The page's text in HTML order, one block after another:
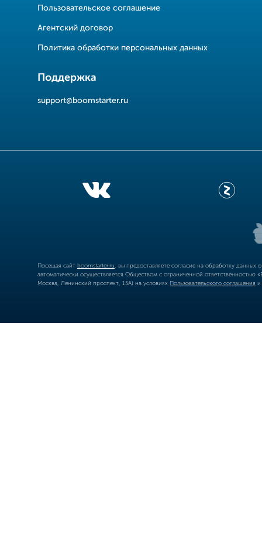
Пользовательское соглашение
Агентский договор
Политика обработки персональных данных
Поддержка
support@boomstarter.ru
Посещая сайт boomstarter.ru , вы предоставляете согласие на обработку
автоматически осуществляется Обществом с ограниченной
Москва, Ленинский проспект, 15А) на условиях Пользовательского соглашения и